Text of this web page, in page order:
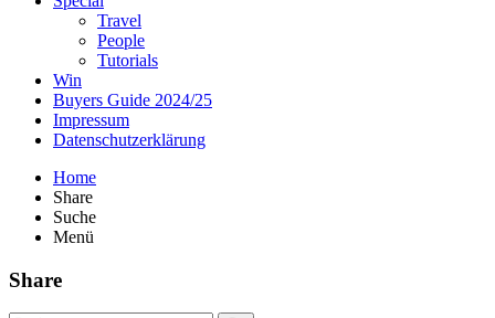
Travel
People
Tutorials
Win
Buyers Guide 2024/25
Impressum
Datenschutzerklärung
Home
Share
Suche
Menü
Share